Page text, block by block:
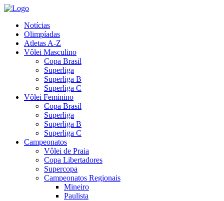
Notícias
Olimpíadas
Atletas A-Z
Vôlei Masculino
Copa Brasil
Superliga
Superliga B
Superliga C
Vôlei Feminino
Copa Brasil
Superliga
Superliga B
Superliga C
Campeonatos
Vôlei de Praia
Copa Libertadores
Supercopa
Campeonatos Regionais
Mineiro
Paulista